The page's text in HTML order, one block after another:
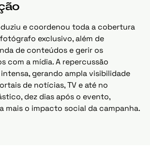
e coordenou toda a cobertura
exclusivo, além de
de conteúdos e gerir os
com a mídia. A repercussão
gerando ampla visibilidade
de notícias, TV e até no
dez dias após o evento,
mais o impacto social da campanha.